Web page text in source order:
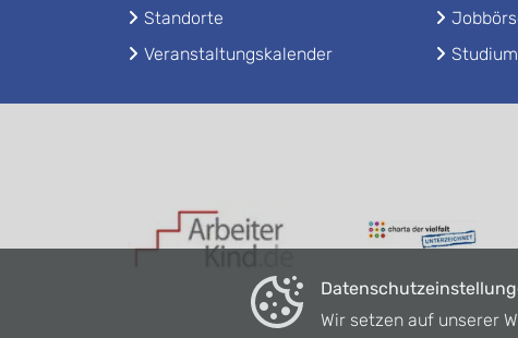
Standorte
Veranstaltungskalender
Wir setzen auf unserer